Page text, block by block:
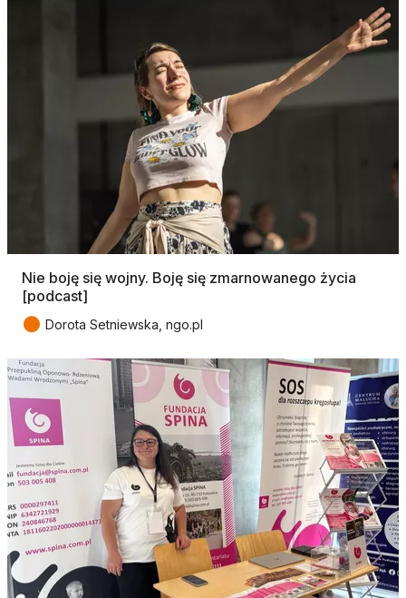
Nie boję się wojny. Boję się zmarnowanego życia
[podcast]
● Dorota Setniewska, ngo.pl